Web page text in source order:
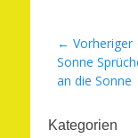
← Vorheriger
Vorheriger
Beitrag:
Sonne
an die Sonne
Kategorien